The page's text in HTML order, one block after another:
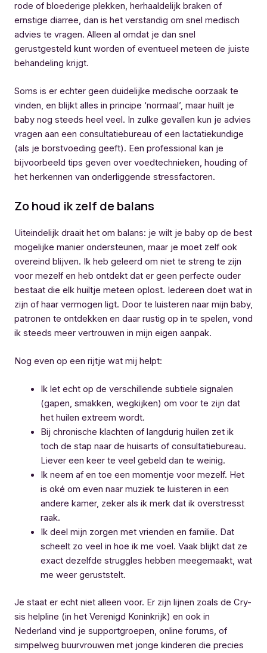
rode of bloederige plekken, herhaaldelijk braken of
ernstige diarree, dan is het verstandig om snel medisch
advies te vragen. Alleen al omdat je dan snel
gerustgesteld kunt worden of eventueel meteen de juiste
behandeling krijgt.
Soms is er echter geen duidelijke medische oorzaak te
vinden, en blijkt alles in principe ‘normaal’, maar huilt je
baby nog steeds heel veel. In zulke gevallen kun je advies
vragen aan een consultatiebureau of een lactatiekundige
(als je borstvoeding geeft). Een professional kan je
bijvoorbeeld tips geven over voedtechnieken, houding of
het herkennen van onderliggende stressfactoren.
Zo houd ik zelf de balans
Uiteindelijk draait het om balans: je wilt je baby op de best
mogelijke manier ondersteunen, maar je moet zelf ook
overeind blijven. Ik heb geleerd om niet te streng te zijn
voor mezelf en heb ontdekt dat er geen perfecte ouder
bestaat die elk huiltje meteen oplost. Iedereen doet wat in
zijn of haar vermogen ligt. Door te luisteren naar mijn baby,
patronen te ontdekken en daar rustig op in te spelen, vond
ik steeds meer vertrouwen in mijn eigen aanpak.
Nog even op een rijtje wat mij helpt:
Ik let echt op de verschillende subtiele signalen
(gapen, smakken, wegkijken) om voor te zijn dat
het huilen extreem wordt.
Bij chronische klachten of langdurig huilen zet ik
toch de stap naar de huisarts of consultatiebureau.
Liever een keer te veel gebeld dan te weinig.
Ik neem af en toe een momentje voor mezelf. Het
is oké om even naar muziek te luisteren in een
andere kamer, zeker als ik merk dat ik overstresst
raak.
Ik deel mijn zorgen met vrienden en familie. Dat
scheelt zo veel in hoe ik me voel. Vaak blijkt dat ze
exact dezelfde struggles hebben meegemaakt, wat
me weer geruststelt.
Je staat er echt niet alleen voor. Er zijn lijnen zoals de Cry-
sis helpline (in het Verenigd Koninkrijk) en ook in
Nederland vind je supportgroepen, online forums, of
simpelweg buurvrouwen met jonge kinderen die precies